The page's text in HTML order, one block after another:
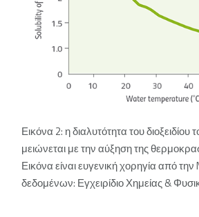
Εικόνα 2: η διαλυτότητα του
μειώνεται με την αύξηση της
Εικόνα είναι ευγενική χορηγία από
δεδομένων: Εγχειρίδιο Χημείας &